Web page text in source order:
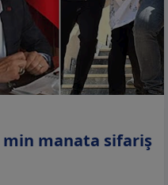
min manata sifariş